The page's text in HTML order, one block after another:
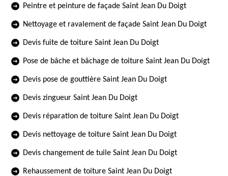
Peintre et peinture de façade Saint Jean Du Doigt
Nettoyage et ravalement de façade Saint Jean Du Doigt
Devis fuite de toiture Saint Jean Du Doigt
Pose de bâche et bâchage de toiture Saint Jean Du Doigt
Devis pose de gouttière Saint Jean Du Doigt
Devis zingueur Saint Jean Du Doigt
Devis réparation de toiture Saint Jean Du Doigt
Devis nettoyage de toiture Saint Jean Du Doigt
Devis changement de tuile Saint Jean Du Doigt
Rehaussement de toiture Saint Jean Du Doigt